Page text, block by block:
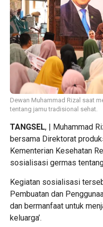
Dewan Muhammad Rizal saat
tentang jamu tradisional sehat.
TANGSEL, | Muhammad
bersama Direktorat
Kementerian Kesehatan
sosialisasi germas
Kegiatan sosialisasi
Pembuatan dan
dan bermanfaat untuk
keluarga’.